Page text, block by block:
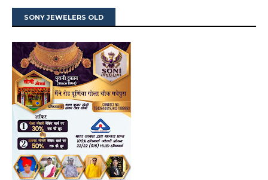
SONY JEWELERS OLD